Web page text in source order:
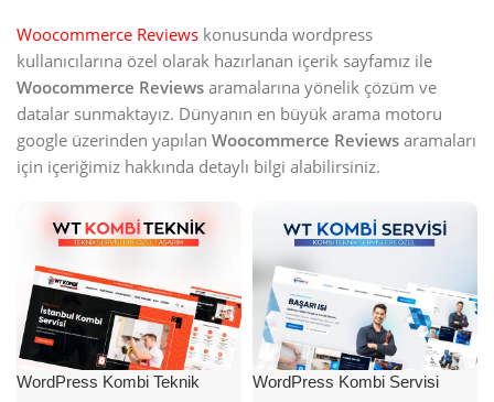
Woocommerce Reviews konusunda wordpress
kullanıcılarına özel olarak hazırlanan içerik sayfamız ile
Woocommerce Reviews aramalarına yönelik çözüm ve
datalar sunmaktayız. Dünyanın en büyük arama motoru
google üzerinden yapılan Woocommerce Reviews aramaları
için içeriğimiz hakkında detaylı bilgi alabilirsiniz.
WordPress Kombi Teknik
WordPress Kombi Servisi